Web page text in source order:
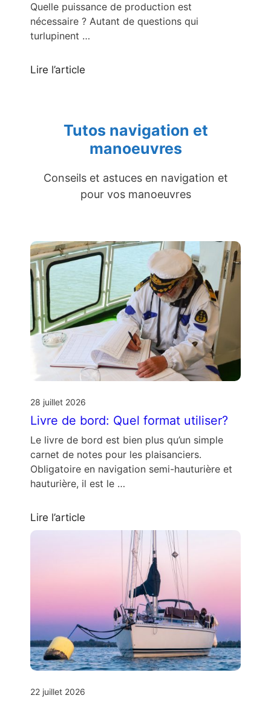
Quelle puissance de production est
nécessaire ? Autant de questions qui
turlupinent …
Lire l’article
Tutos navigation et
manoeuvres
Conseils et astuces en navigation et
pour vos manoeuvres
28 juillet 2026
Livre de bord: Quel format utiliser?
Le livre de bord est bien plus qu’un simple
carnet de notes pour les plaisanciers.
Obligatoire en navigation semi-hauturière et
hauturière, il est le …
Lire l’article
22 juillet 2026